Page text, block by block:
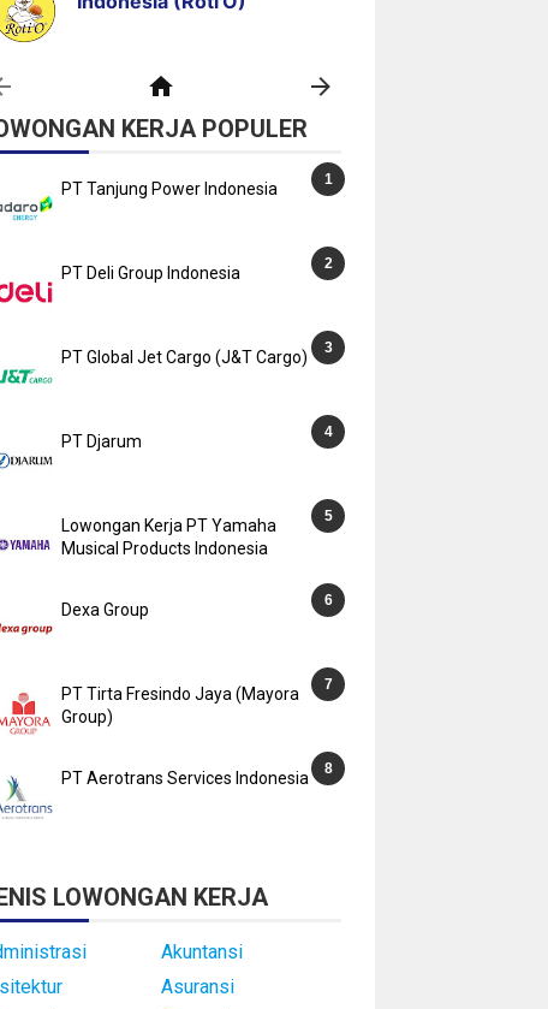
KERJA POPULER
PT Tanjung Power Indonesia
PT Deli Group Indonesia
PT Global Jet Cargo (J&T Cargo)
PT Djarum
Lowongan Kerja PT Yamaha
Musical Products Indonesia
Dexa Group
PT Tirta Fresindo Jaya (Mayora
Group)
PT Aerotrans Services Indonesia
LOWONGAN KERJA
Akuntansi
Asuransi